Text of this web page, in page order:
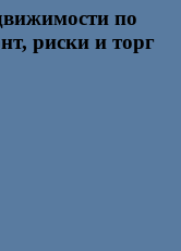
по
риски и торг